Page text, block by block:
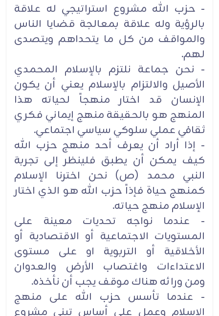
- حزب الله مشروع استراتيجي له علاقة
بالرؤية وله علاقة بمعالجة قضايا الناس
والمواقف من كل ما يتحداهم ويتصدى
لهم.
- نحن جماعة نلتزم بالإسلام المحمدي
الأصيل والالتزام بالإسلام يعني أن يكون
الإنسان قد اختار منهجاً لحياته هذا
المنهج هو بالحقيقة منهج إيماني فكري
ثقافي عملي سلوكي سياسي اجتماعي.
- إذا أراد أن يعرف أحد منهج حزب الله
كيف يمكن أن يطبق فلينظر إلى تجربة
النبي محمد (ص) نحن اخترنا الإسلام
كمنهج حياة فإذاً حزب الله هو الذي اختار
الإسلام منهج حياته.
- عندما نواجه تحديات معينة على
المستويات الاجتماعية أو الاقتصادية أو
الأخلاقية أو التربوية او على مستوى
الاعتداءات واغتصاب الأرض والعدوان
ومن ورائه هناك موقف يجب أن نأخذه.
- عندما تأسس حزب الله على منهج
الإسلام وعمل على أساس تبني مشروع